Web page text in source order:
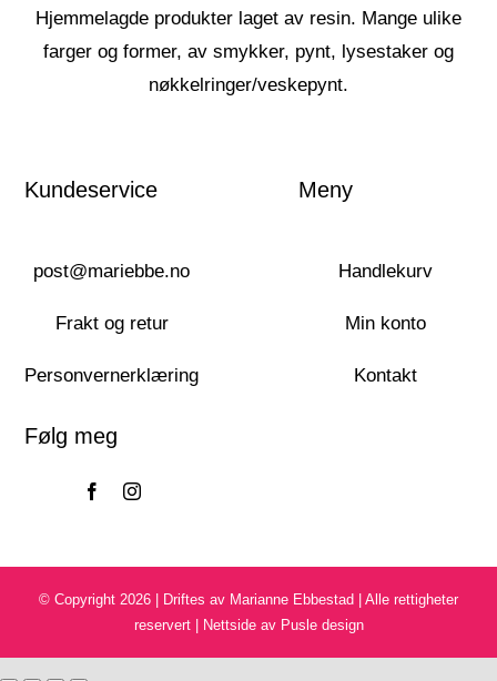
Hjemmelagde produkter laget av resin. Mange ulike
farger og former, av smykker, pynt, lysestaker og
nøkkelringer/veskepynt.
Kundeservice
post@mariebbe.no
Frakt og retur
Personvernerklæring
Meny
Handlekurv
Min konto
Kontakt
Følg meg
© Copyright 2026 | Driftes av Marianne Ebbestad | Alle rettigheter
reservert | Nettside av Pusle design